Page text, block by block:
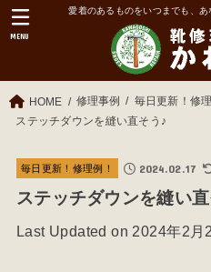
愛着のあるものをいつまでも、
MENU
HOME 修理事例
毎日更新！修理
ステッチダウンを縫い直そう♪
毎日更新！修理例！ 2024.02.17
ステッチダウンを縫い
Last Updated on 2024年2